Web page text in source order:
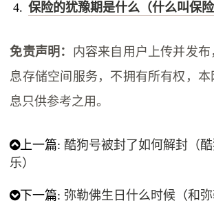
保险的犹豫期是什么（什么叫保险
免责声明： 内容来自用户上传并发
息存储空间服务，不拥有所有权，
息只供参考之用。
上一篇: 酷狗号被封了如何解封（
乐）
下一篇: 弥勒佛生日什么时候（和